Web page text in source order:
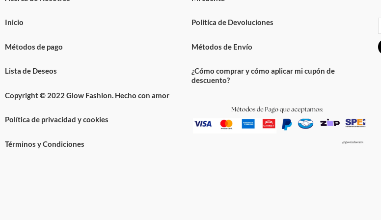
Inicio
Métodos de pago
Lista de Deseos
Copyright © 2022 Glow Fashion. Hecho con amor
Política de privacidad y cookies
Términos y Condiciones
Politíca de Devoluciones
Métodos de Envío
¿Cómo comprar y cómo aplicar mi cupón de
descuento?